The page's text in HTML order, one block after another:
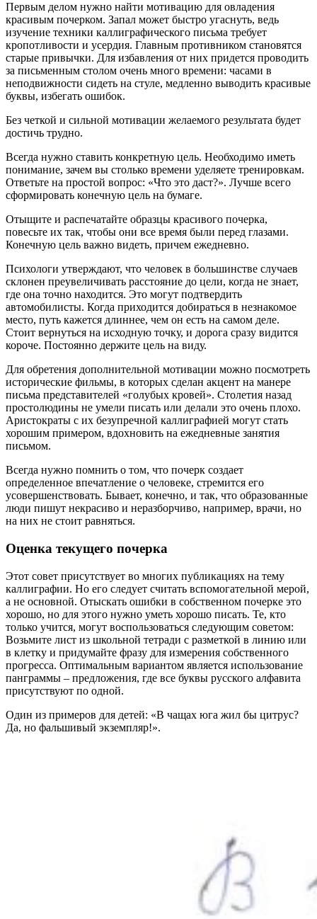
Первым делом нужно найти мотивацию для овладения
красивым почерком. Запал может быстро угаснуть, ведь
изучение техники каллиграфического письма требует
кропотливости и усердия. Главным противником становятся
старые привычки. Для избавления от них придется проводить
за письменным столом очень много времени: часами в
неподвижности сидеть на стуле, медленно выводить красивые
буквы, избегать ошибок.
Без четкой и сильной мотивации желаемого результата будет
достичь трудно.
Всегда нужно ставить конкретную цель. Необходимо иметь
понимание, зачем вы столько времени уделяете тренировкам.
Ответьте на простой вопрос: «Что это даст?». Лучше всего
сформировать конечную цель на бумаге.
Отыщите и распечатайте образцы красивого почерка,
повесьте их так, чтобы они все время были перед глазами.
Конечную цель важно видеть, причем ежедневно.
Психологи утверждают, что человек в большинстве случаев
склонен преувеличивать расстояние до цели, когда не знает,
где она точно находится. Это могут подтвердить
автомобилисты. Когда приходится добираться в незнакомое
место, путь кажется длиннее, чем он есть на самом деле.
Стоит вернуться на исходную точку, и дорога сразу видится
короче. Постоянно держите цель на виду.
Для обретения дополнительной мотивации можно посмотреть
исторические фильмы, в которых сделан акцент на манере
письма представителей «голубых кровей». Столетия назад
простолюдины не умели писать или делали это очень плохо.
Аристократы с их безупречной каллиграфией могут стать
хорошим примером, вдохновить на ежедневные занятия
письмом.
Всегда нужно помнить о том, что почерк создает
определенное впечатление о человеке, стремится его
усовершенствовать. Бывает, конечно, и так, что образованные
люди пишут некрасиво и неразборчиво, например, врачи, но
на них не стоит равняться.
Оценка текущего почерка
Этот совет присутствует во многих публикациях на тему
каллиграфии. Но его следует считать вспомогательной мерой,
а не основной. Отыскать ошибки в собственном почерке это
хорошо, но для этого нужно уметь хорошо писать. Те, кто
только учится, могут воспользоваться следующим советом:
Возьмите лист из школьной тетради с разметкой в линию или
в клетку и придумайте фразу для измерения собственного
прогресса. Оптимальным вариантом является использование
панграммы – предложения, где все буквы русского алфавита
присутствуют по одной.
Один из примеров для детей: «В чащах юга жил бы цитрус?
Да, но фальшивый экземпляр!».